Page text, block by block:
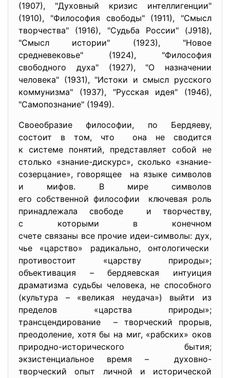
(1907), "Духовный кризис интеллигенции"
(1910), "Философия свободы" (1911), "Смысл
творчества" (1916), "Судьба России" (J918),
"Смысл истории" (1923), "Новое
средневековье" (1924), "Философия
свободного духа" (1927), "О назначении
человека" (1931), "Истоки и смысл русского
коммунизма" (1937), "Русская идея" (1946),
"Самопознание" (1949).
Своеобразие философии, по Бердяеву,
состоит в том, что она не сводится
к системе понятий, представляет собой не
столько «знание-дискурс», сколько «знание-
созерцание», говорящее на языке символов
и мифов. В мире символов
его собственной философии ключевая роль
принадлежала свободе и творчеству,
с которыми в конечном
счете связаны все прочие идеи-символы: дух,
чье «царство» радикально, онтологически
противостоит «царству природы»;
объективация – бердяевская интуиция
драматизма судьбы человека, не способного
(культура – «великая неудача») выйти из
пределов «царства природы»;
трансцендирование – творческий прорыв,
преодоление, хотя бы на миг, «рабских» оков
природно-исторического бытия;
экзистенциальное время – духовно-
творческий опыт личной и исторической